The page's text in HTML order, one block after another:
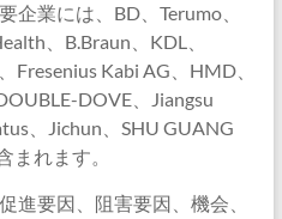
企業には、BD、Terumo、
、B.Braun、KDL、
Fresenius Kabi AG、HMD、
DOVE、Jiangsu
、Jichun、SHU GUANG
まれます。
進要因、阻害要因、機会、